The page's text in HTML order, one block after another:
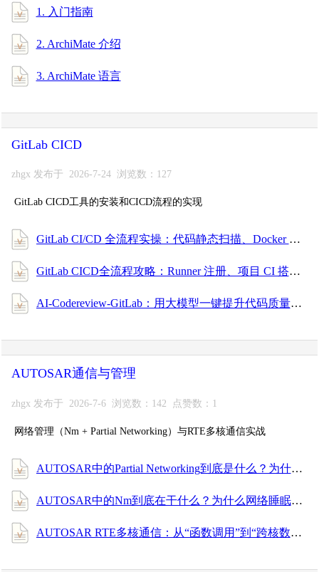
1. 入门指南
2. ArchiMate 介绍
3. ArchiMate 语言
GitLab CICD
zhgx 发布于 2026-7-24 浏览数：127
GitLab CICD工具的安装和CICD流程的实现
GitLab CI/CD 全流程实操：代码静态扫描、Docker 构建、镜像安全扫描与部署（安全合规篇）
GitLab CICD全流程攻略：Runner 注册、项目 CI 搭建、触发规则配置，小白也能上手！
AI-Codereview-GitLab：用大模型一键提升代码质量的自动审查利器
AUTOSAR通信与管理
zhgx 发布于 2026-7-6 浏览数：142 点赞数：1
网络管理（Nm + Partial Networking）与RTE多核通信实战
AUTOSAR中的Partial Networking到底是什么？为什么一辆车睡觉时总有几个ECU醒着？
AUTOSAR中的Nm到底在干什么？为什么网络睡眠、网络唤醒全靠它？
AUTOSAR RTE多核通信：从“函数调用”到“跨核数据搬运”的真相